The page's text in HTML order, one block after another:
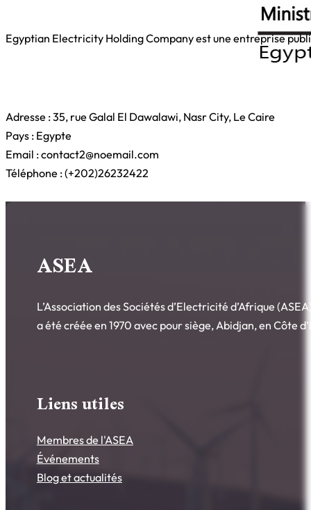
Egyptian Electricity Holding Company est une entreprise
Adresse : 35, rue Galal El Dawalawi, Nasr City, Le Caire
Pays : Egypte
Email : contact2@noemail.com
Téléphone : (+202)26232422
ASEA
L’Association des Sociétés d’Electricité d’Afrique
a été créée en 1970 avec pour siège, Abidjan, en Côte
Liens utiles
Membres de l'ASEA
Événements
Blog et actualités